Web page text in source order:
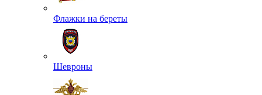
Флажки на береты
Шевроны